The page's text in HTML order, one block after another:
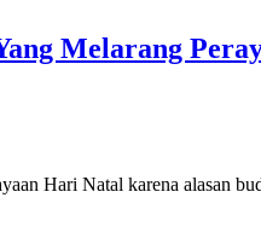
Melarang
Hari Natal karena alasan